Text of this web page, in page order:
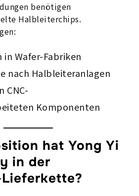
benötigen
Halbleiterchips.
Wafer-Fabriken
nach Halbleiteranlagen
CNC-
Komponenten
hat Yong Yi
in der